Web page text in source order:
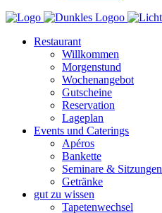
Restaurant
Willkommen
Morgenstund
Wochenangebot
Gutscheine
Reservation
Lageplan
Events und Caterings
Apéros
Bankette
Seminare & Sitzungen
Getränke
gut zu wissen
Tapetenwechsel